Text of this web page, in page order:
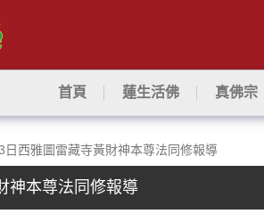
首頁 蓮生活佛 真佛宗
日西雅圖雷藏寺黃財神本尊法同修報導
神本尊法同修報導